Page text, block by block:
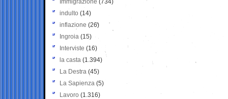
Immigrazione (734)
indulto (14)
inflazione (26)
Ingroia (15)
Interviste (16)
la casta (1.394)
La Destra (45)
La Sapienza (5)
Lavoro (1.316)